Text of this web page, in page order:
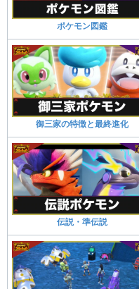
ポケモン図鑑
御三家の特徴と最終進化
伝説・準伝説